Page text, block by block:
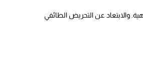
والابتعاد عن التحريض الطائفي